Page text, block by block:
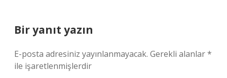
Bir yanıt yazın
E-posta adresiniz yayınlanmayacak. Gerekli alanlar*
ile işaretlenmişlerdir